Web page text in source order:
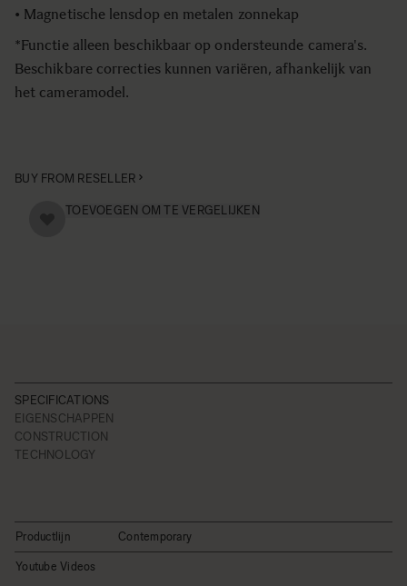
• Magnetische lensdop en metalen zonnekap
*Functie alleen beschikbaar op ondersteunde camera's.
Beschikbare correcties kunnen variëren, afhankelijk van
het cameramodel.
BUY FROM RESELLER
TOEVOEGEN OM TE VERGELIJKEN
SPECIFICATIONS
EIGENSCHAPPEN
CONSTRUCTION
TECHNOLOGY
Productlijn Contemporary
Youtube Videos